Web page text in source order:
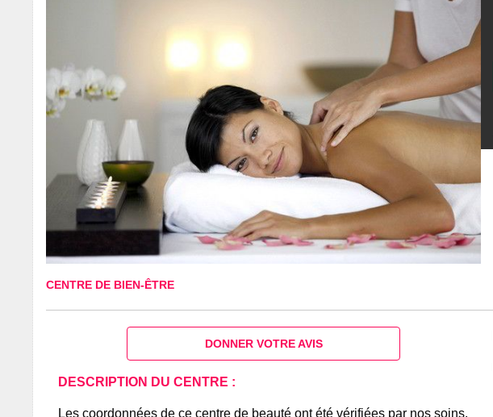
CENTRE DE BIEN-ÊTRE
DONNER VOTRE AVIS
DESCRIPTION DU CENTRE :
Les coordonnées de ce centre de beauté ont été vérifiées par nos soins.